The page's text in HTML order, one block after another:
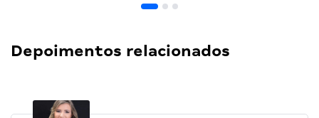
Depoimentos relacionados